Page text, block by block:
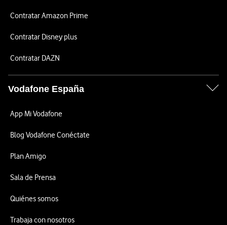
Contratar Amazon Prime
Contratar Disney plus
Contratar DAZN
Vodafone España
App Mi Vodafone
Blog Vodafone Conéctate
Plan Amigo
Sala de Prensa
Quiénes somos
Trabaja con nosotros